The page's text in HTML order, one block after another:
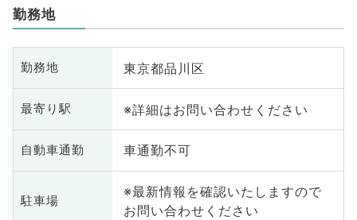
勤務地
勤務地 東京都品川区
最寄り駅 ※詳細はお問い合わせください
自動車通勤 車通勤不可
駐車場
※最新情報を確認いたしますので
お問い合わせください